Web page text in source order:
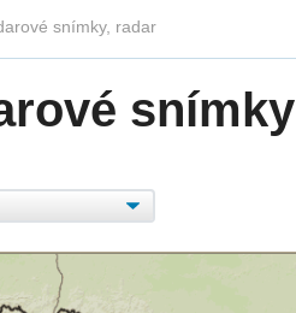
snímky, radar
snímky